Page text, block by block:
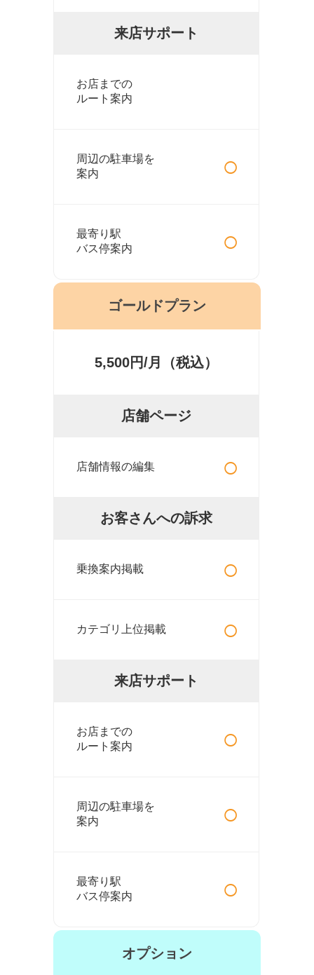
来店サポート
お店までの
ルート案内
周辺の駐車場を
案内
○
最寄り駅
バス停案内
○
ゴールドプラン
5,500円/月（税込）
店舗ページ
店舗情報の編集 ○
お客さんへの訴求
乗換案内掲載 ○
カテゴリ上位掲載 ○
来店サポート
お店までの
ルート案内
○
周辺の駐車場を
案内
○
最寄り駅
バス停案内
○
オプション